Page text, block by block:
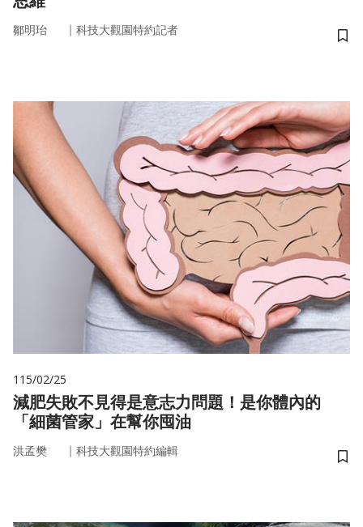
鄒明珆 ｜ 科技大觀園特約記者
儲
115/02/25
減肥失敗不見得是意志力問題！是你體內的
「細菌管家」在幫你囤油
洪孟樊 ｜ 科技大觀園特約編輯
儲